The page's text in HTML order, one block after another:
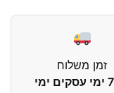
זמן משלוח
עד 7 ימי עסקים ימי